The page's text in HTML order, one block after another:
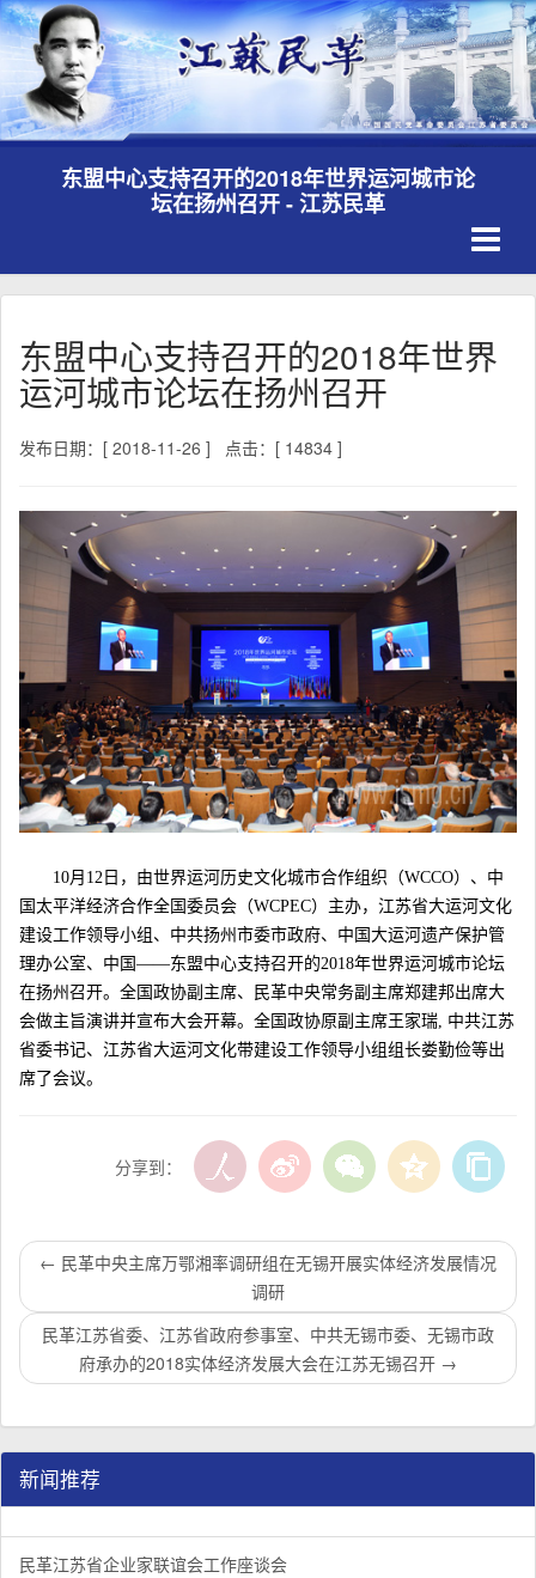
东盟中心支持召开的2018年世界运河城市论
坛在扬州召开 - 江苏民革
东盟中心支持召开的2018年世界
运河城市论坛在扬州召开
发布日期：[ 2018-11-26 ] 点击：[ 14834 ]
10月12日，由世界运河历史文化城市合作组织（WCCO）、中
国太平洋经济合作全国委员会（WCPEC）主办，江苏省大运河文化
建设工作领导小组、中共扬州市委市政府、中国大运河遗产保护管
理办公室、中国——东盟中心支持召开的2018年世界运河城市论坛
在扬州召开。全国政协副主席、民革中央常务副主席郑建邦出席大
会做主旨演讲并宣布大会开幕。全国政协原副主席王家瑞, 中共江苏
省委书记、江苏省大运河文化带建设工作领导小组组长娄勤俭等出
席了会议。
分享到：
← 民革中央主席万鄂湘率调研组在无锡开展实体经济发展情况
调研
民革江苏省委、江苏省政府参事室、中共无锡市委、无锡市政
府承办的2018实体经济发展大会在江苏无锡召开 →
新闻推荐
民革江苏省企业家联谊会工作座谈会在宁召开
1/3 李惠东率队来江苏省淮安市调研：聚焦民革党员之家建设管
2/3 民革江苏省委召开“主题教育活动” 领导班子民主生活会
3/3
民革江苏省企业家联谊会工作座谈会